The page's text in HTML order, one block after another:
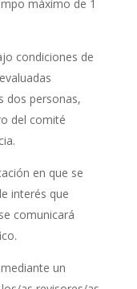
máximo de 1
condiciones de
dos personas,
del comité
en que se
interés que
comunicará
un